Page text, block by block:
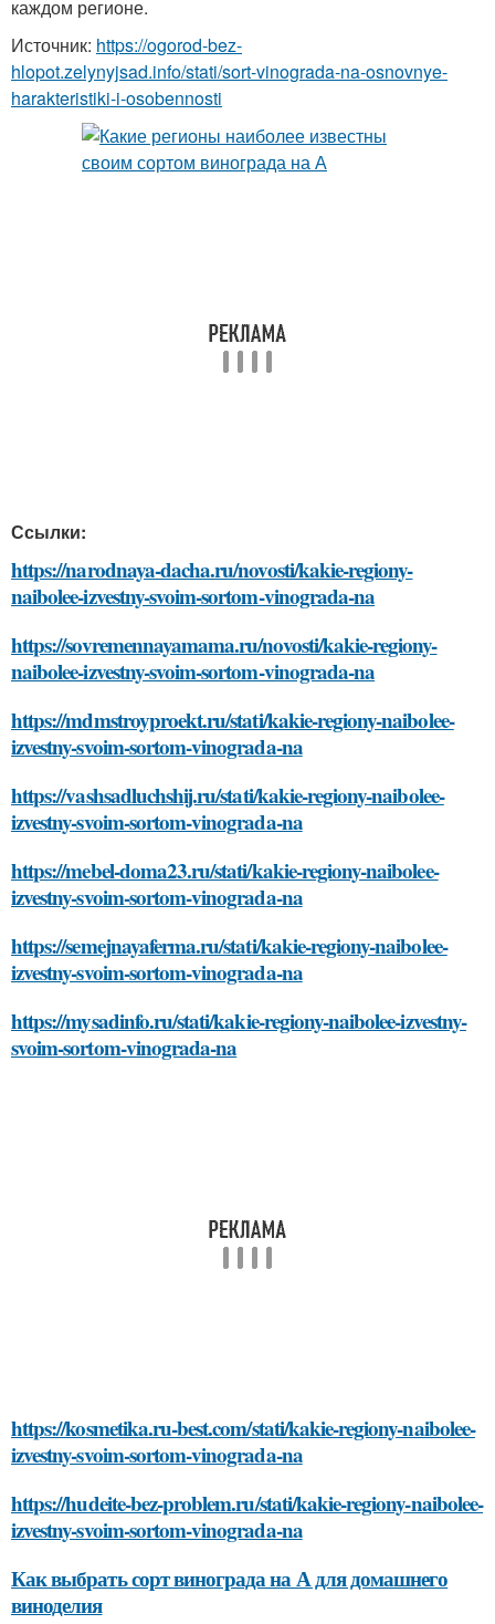
каждом регионе.
Источник: https://ogorod-bez-
hlopot.zelynyjsad.info/stati/sort-vinograda-na-osnovnye-
harakteristiki-i-osobennosti
Ссылки:
https://narodnaya-dacha.ru/novosti/kakie-regiony-
naibolee-izvestny-svoim-sortom-vinograda-na
https://sovremennayamama.ru/novosti/kakie-regiony-
naibolee-izvestny-svoim-sortom-vinograda-na
https://mdmstroyproekt.ru/stati/kakie-regiony-naibolee-
izvestny-svoim-sortom-vinograda-na
https://vashsadluchshij.ru/stati/kakie-regiony-naibolee-
izvestny-svoim-sortom-vinograda-na
https://mebel-doma23.ru/stati/kakie-regiony-naibolee-
izvestny-svoim-sortom-vinograda-na
https://semejnayaferma.ru/stati/kakie-regiony-naibolee-
izvestny-svoim-sortom-vinograda-na
https://mysadinfo.ru/stati/kakie-regiony-naibolee-izvestny-
svoim-sortom-vinograda-na
https://kosmetika.ru-best.com/stati/kakie-regiony-naibolee-
izvestny-svoim-sortom-vinograda-na
https://hudeite-bez-problem.ru/stati/kakie-regiony-naibolee-
izvestny-svoim-sortom-vinograda-na
Как выбрать сорт винограда на А для домашнего
виноделия